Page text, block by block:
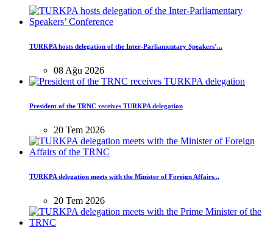
TURKPA hosts delegation of the Inter-Parliamentary Speakers’...
08 Ağu 2026
President of the TRNC receives TURKPA delegation
20 Tem 2026
TURKPA delegation meets with the Minister of Foreign Affairs...
20 Tem 2026